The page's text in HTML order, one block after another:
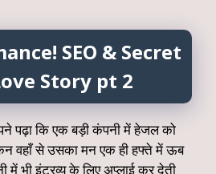
SEO & Secret
Story pt 2
पढ़ा कि एक बड़ी कंपनी में हेजल को
वहाँ से उसका मन एक ही हफ्ते में ऊब
में भी इंटरव्यू के लिए अप्लाई कर देती